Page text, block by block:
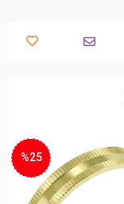
%25